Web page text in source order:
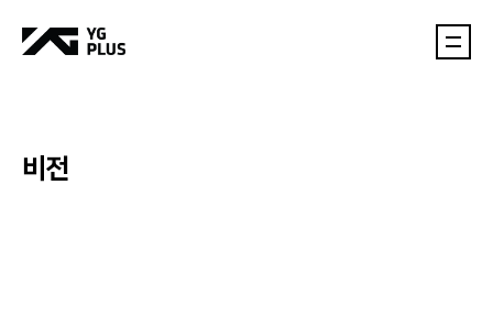
비전